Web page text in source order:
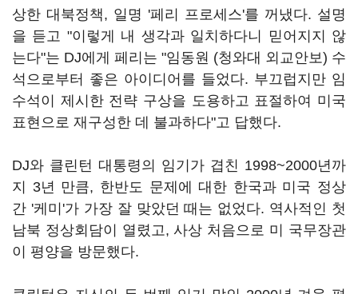
상한 대북정책, 일명 '페리 프로세스'를 꺼냈다. 설명
을 듣고 "이렇게 내 생각과 일치하다니 믿어지지 않
는다"는 DJ에게 페리는 "임동원 (청와대 외교안보) 수
석으로부터 좋은 아이디어를 들었다. 부끄럽지만 임
수석이 제시한 전략 구상을 도용하고 표절하여 미국
표현으로 재구성한 데 불과하다"고 답했다.
DJ와 클린턴 대통령의 임기가 겹친 1998~2000년까
지 3년 만큼, 한반도 문제에 대한 한국과 미국 정상
간 '케미'가 가장 잘 맞았던 때는 없었다. 역사적인 첫
남북 정상회담이 열렸고, 사상 처음으로 미 국무장관
이 평양을 방문했다.